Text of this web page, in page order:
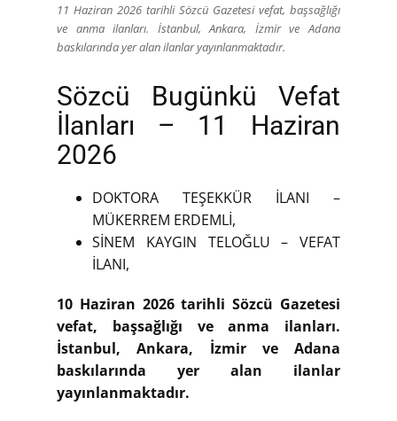
11 Haziran 2026 tarihli Sözcü Gazetesi vefat, başsağlığı
ve anma ilanları. İstanbul, Ankara, İzmir ve Adana
baskılarında yer alan ilanlar yayınlanmaktadır.
Sözcü Bugünkü Vefat
İlanları – 11 Haziran
2026
DOKTORA TEŞEKKÜR İLANI –
MÜKERREM ERDEMLİ,
SİNEM KAYGIN TELOĞLU – VEFAT
İLANI,
10 Haziran 2026 tarihli Sözcü Gazetesi
vefat, başsağlığı ve anma ilanları.
İstanbul, Ankara, İzmir ve Adana
baskılarında yer alan ilanlar
yayınlanmaktadır.